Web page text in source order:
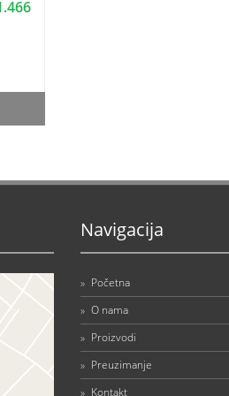
Navigacija
» Početna
» O nama
» Proizvodi
» Preuzimanje
» Kontakt